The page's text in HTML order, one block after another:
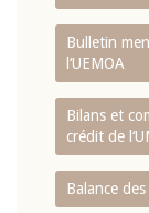
Bulletin
l‘UEMOA
Bilans et
crédit de
Balance